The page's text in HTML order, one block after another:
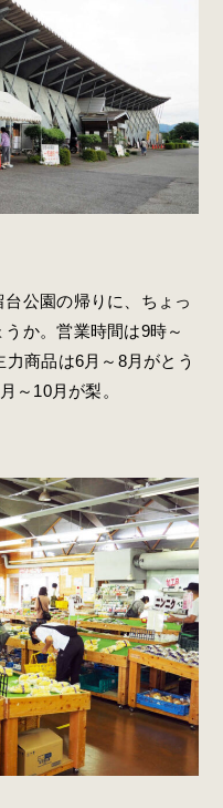
公園の帰りに、ちょっ
か。営業時間は9時～
商品は6月～8月がとう
～10月が梨。